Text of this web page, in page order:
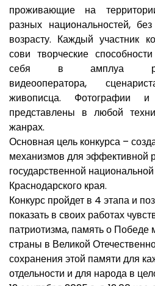
проживающие на
разных национальностей,
возрасту. Каждый участник
сови творческие
себя в амплуа
видеооператора,
живописца. Фотографии
представлены в любой
жанрах.
Основная цель конкурса –
механизмов для эффективной
государственной
Краснодарского края.
Конкурс пройдет в 4 этапа и
показать в своих работах
патриотизма, память о Победе
страны в Великой
сохранения этой памяти для
отдельности и для народа в